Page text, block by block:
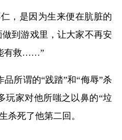
，是因为生来便在肮脏的
到游戏里，让大家不再安
有救……”
所谓的“践踏”和“侮辱”杀
玩家对他所嗤之以鼻的“垃
杀死了他第二回。